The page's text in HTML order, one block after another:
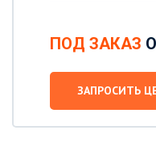
ПОД ЗАКАЗ
ЗАПРОСИТЬ